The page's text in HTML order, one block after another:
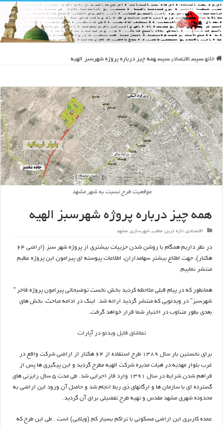
خانه سپس اقتصادی سپس همه چیز درباره پروژه شهرسبز الهیه
موقعیت طرح نسبت به شهر مشهد
همه چیز درباره پروژه شهرسبز الهیه
اقتصادی,تازه ترین مطلب,شهرسازی, مشهد
در نظر داریم همگام با روشن شدن جزییات بیشتری از پروژه شهر سبز (اراضی ۶۴
هکتار)، جهت اطلاع بیشتر سهامداران، اطلاعات پیوسته ای پیرامون این پروژه عظیم
منتشر نماییم.
همانطور که در پیام قبلی ملاحظه کردید بخش نخست توضیحاتی پیرامون پروژه فاخر ”
شهرسبز″در ویدئویی که منتشر گردید ارائه شد. اینک در ادامه مباحث، بخش های
بعدی بطور متناوب در اختیار شما قرار خواهد گرفت.
تماشای فایل ویدئو در آپارات
برای نخستین بار سال ۱۳۸۹ طرح استفاده از ۶۴ هکتار از اراضی شرکت واقع در
غرب بلوار مهدیه در هیات مدیره شرکت الهیه مطرح گردید و این پیگیری ها پس از
فراهم شدن شرایط در سال ۱۳۹۱ وارد فاز اجرایی شد. طی مدت ۵ سال رایزنی های
گسترده ای با سازمان ها و ارگانهای ذی ربط انجام شد و حاصل آن ورود این اراضی به
محدوده شهری مشهد مقدس و تهیه طرح تفضیلی برای آن گردید.
عمده کاربری این اراضی مسکونی با تراکم بسیار کم (ویلایی) است . طی این طرح که